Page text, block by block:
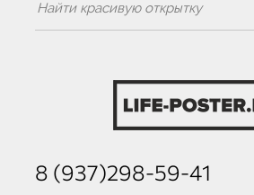
8 (937)298-59-41